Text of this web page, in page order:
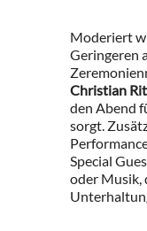
Moderiert
Geringeren
Christian
den Abend
sorgt.
Special
oder Musik,